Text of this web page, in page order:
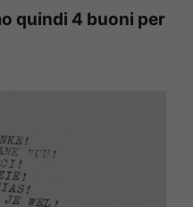
quindi 4 buoni per